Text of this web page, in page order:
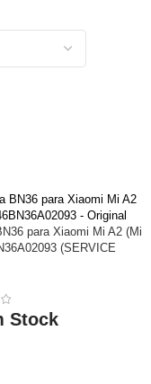
para Xiaomi Mi A2 (Mi
(SERVICE
Stock